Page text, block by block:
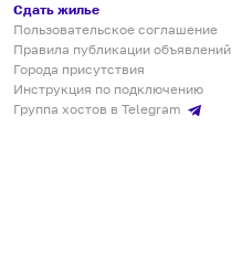
Сдать жилье
Пользовательское соглашение
Правила публикации объявлений
Города присутствия
Инструкция по подключению
Группа хостов в Telegram